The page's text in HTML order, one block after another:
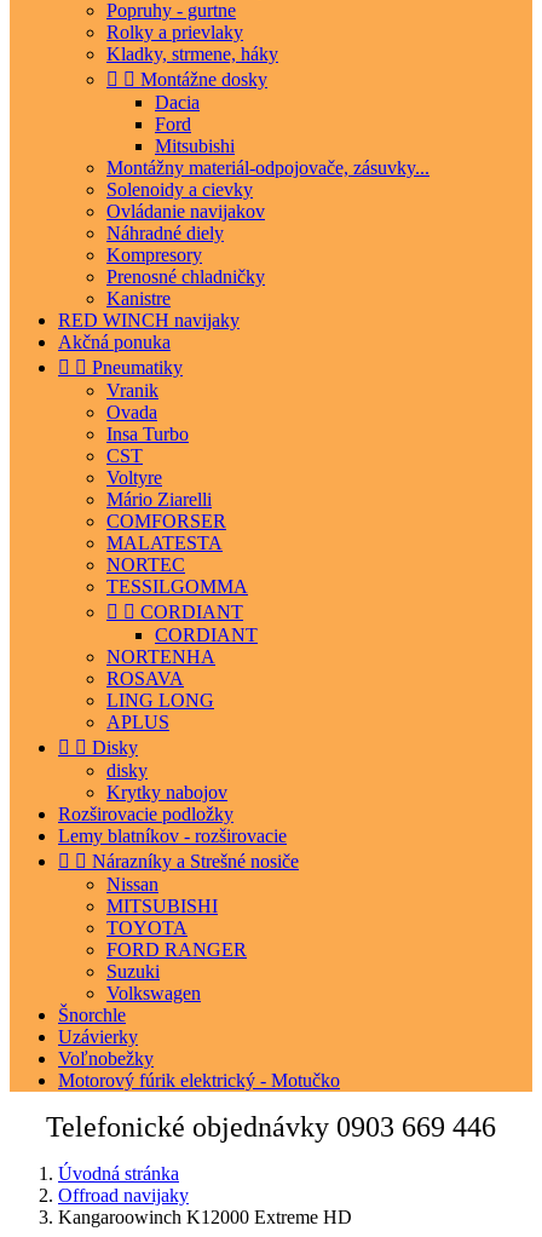
Popruhy - gurtne
Rolky a prievlaky
Kladky, strmene, háky
  Montážne dosky
Dacia
Ford
Mitsubishi
Montážny materiál-odpojovače, zásuvky...
Solenoidy a cievky
Ovládanie navijakov
Náhradné diely
Kompresory
Prenosné chladničky
Kanistre
RED WINCH navijaky
Akčná ponuka
  Pneumatiky
Vranik
Ovada
Insa Turbo
CST
Voltyre
Mário Ziarelli
COMFORSER
MALATESTA
NORTEC
TESSILGOMMA
  CORDIANT
CORDIANT
NORTENHA
ROSAVA
LING LONG
APLUS
  Disky
disky
Krytky nabojov
Rozširovacie podložky
Lemy blatníkov - rozširovacie
  Nárazníky a Strešné nosiče
Nissan
MITSUBISHI
TOYOTA
FORD RANGER
Suzuki
Volkswagen
Šnorchle
Uzávierky
Voľnobežky
Motorový fúrik elektrický - Motučko
Telefonické objednávky 0903 669 446
Úvodná stránka
Offroad navijaky
Kangaroowinch K12000 Extreme HD